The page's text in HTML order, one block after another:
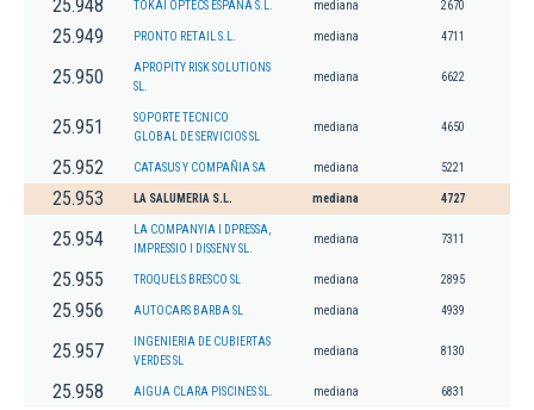
25.948 TOKAI OPTECS ESPANA S.L. mediana 2670
25.949 PRONTO RETAIL S.L. mediana 4711
25.950
APROPITY RISK SOLUTIONS
SL.
mediana 6622
25.951
SOPORTE TECNICO
GLOBAL DE SERVICIOS SL
mediana 4650
25.952 CATASUS Y COMPAÑIA SA mediana 5221
25.953 LA SALUMERIA S.L. mediana 4727
25.954
LA COMPANYIA I DPRESSA,
IMPRESSIO I DISSENY SL.
mediana 7311
25.955 TROQUELS BRESCO SL mediana 2895
25.956 AUTOCARS BARBA SL mediana 4939
25.957
INGENIERIA DE CUBIERTAS
VERDES SL
mediana 8130
25.958 AIGUA CLARA PISCINES SL. mediana 6831